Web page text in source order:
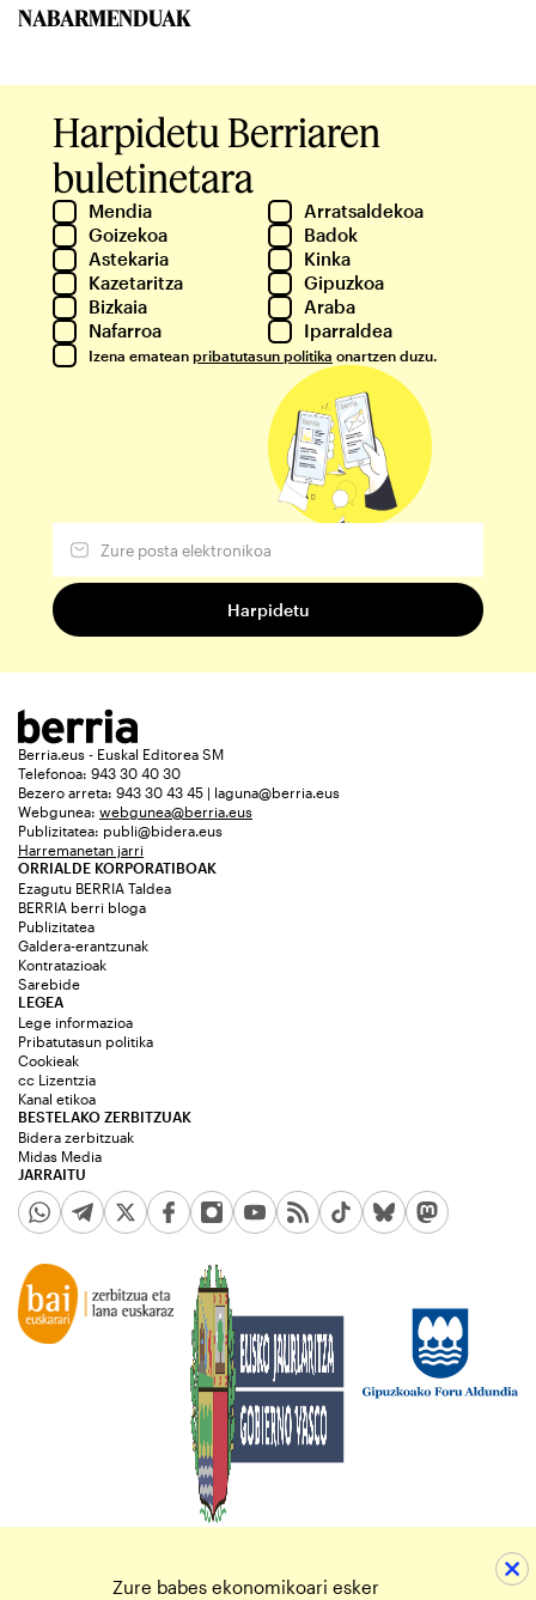
NABARMENDUAK
Harpidetu Berriaren
buletinetara
Mendia
Arratsaldekoa
Goizekoa
Badok
Astekaria
Kinka
Kazetaritza
Gipuzkoa
Bizkaia
Araba
Nafarroa
Iparraldea
Izena ematean pribatutasun politika onartzen duzu.
Berria.eus - Euskal Editorea SM
Telefonoa: 943 30 40 30
Bezero arreta: 943 30 43 45 | laguna@berria.eus
Webgunea: webgunea@berria.eus
Publizitatea: publi@bidera.eus
Harremanetan jarri
ORRIALDE KORPORATIBOAK
Ezagutu BERRIA Taldea
BERRIA berri bloga
Publizitatea
Galdera-erantzunak
Kontratazioak
Sarebide
JARRAITU
LEGEA
Lege informazioa
Pribatutasun politika
Cookieak
cc Lizentzia
Kanal etikoa
BESTELAKO ZERBITZUAK
Bidera zerbitzuak
Midas Media
Zure babes ekonomikoari esker